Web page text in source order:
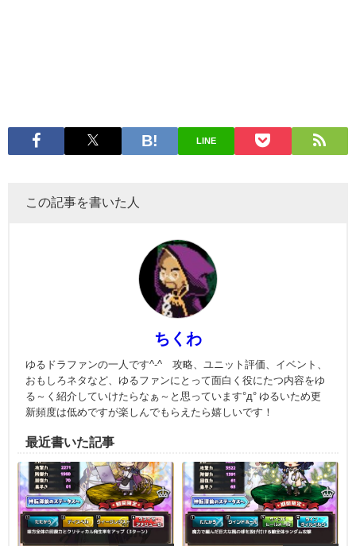
LINE
この記事を書いた人
ちくわ
ゆるドラファンの一人です^-^ 攻略、ユニット評価、イベント、
おもしろネタなど、ゆるファンにとって面白く役にたつ内容をゆ
る～く紹介していけたらなぁ～と思っています°д° ゆるいため更
新頻度は低めですが楽しんでもらえたら嬉しいです！
最近書いた記事